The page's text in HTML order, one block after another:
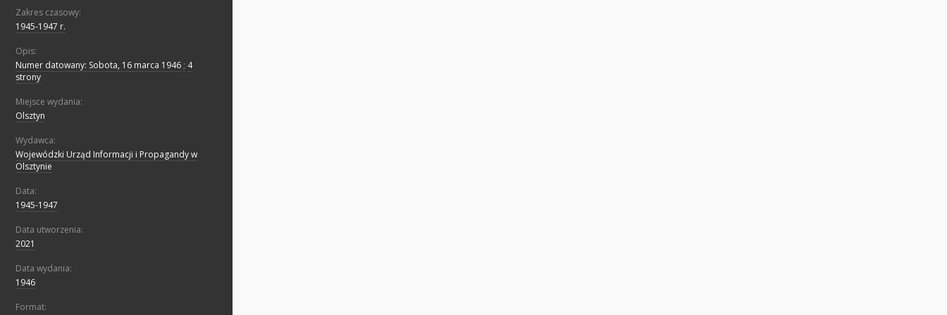
Zakres czasowy:
1945-1947 r.
Opis:
Numer datowany: Sobota, 16 marca 1946 ; 4
strony
Miejsce wydania:
Olsztyn
Wydawca:
Wojewódzki Urząd Informacji i Propagandy w
Olsztynie
Data:
1945-1947
Data utworzenia:
2021
Data wydania:
1946
Format: